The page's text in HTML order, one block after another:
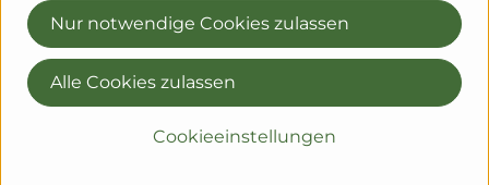
Das schafft Transparenz - vom Feld bis zum Teller des
Verbrauchers.
Das größte Rapunzel Anbauprojekt: Bio aus der
Cookieeinstellungen
Nur notwendige Cookies zulassen
Alle Cookies zulassen